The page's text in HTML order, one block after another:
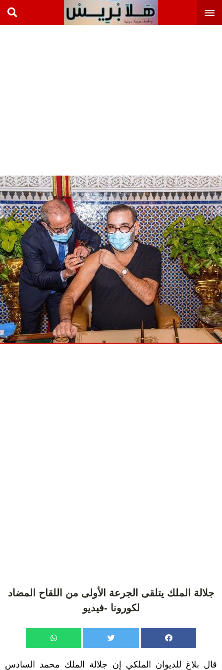
جلالة الملك يتلقى الجرعة الأولى من اللقاح المضاد
لكورونا -فيديو
قال بلاغ للديوان الملكي إن جلالة الملك محمد السادس